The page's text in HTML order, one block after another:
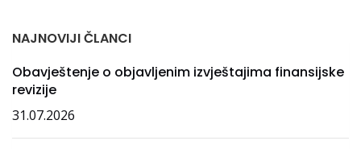
NAJNOVIJI ČLANCI
Obavještenje o objavljenim izvještajima finansijske
revizije
31.07.2026